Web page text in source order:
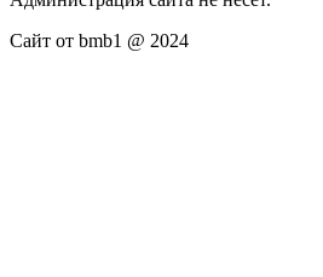
Сайт от bmb1 @ 2024